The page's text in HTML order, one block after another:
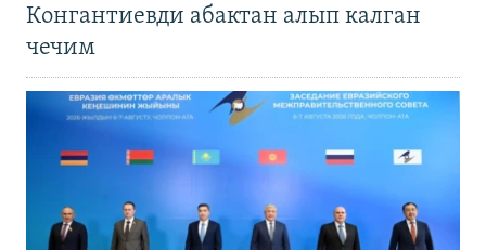
Конгантиевди абактан алып калган
чечим